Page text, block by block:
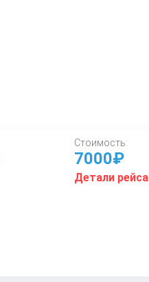
Стоимость:
7000₽
Детали рейса